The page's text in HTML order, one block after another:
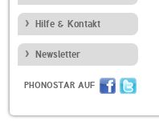
Hilfe & Kontakt
Newsletter
PHONOSTAR AUF